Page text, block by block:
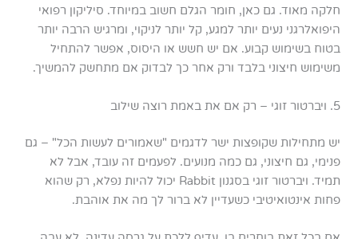
חלקה מאוד. גם כאן, חומר הגלם חשוב במיוחד. סיליקון רפואי
היפואלרגני נעים יותר למגע, קל יותר לניקוי, ומרגיש הרבה יותר
בטוח בשימוש קבוע. אם יש חשש או היסוס, אפשר להתחיל
משימוש חיצוני בלבד ורק אחר כך לבדוק אם מתחשק להמשיך.
5. ויברטור זוגי – רק אם את באמת רוצה שילוב
יש מתחילות שקופצות ישר לדגמים "שאמורים לעשות הכל" – גם
פנימי, גם חיצוני, גם כמה מנועים. לפעמים זה עובד, אבל לא
תמיד. ויברטור זוגי בסגנון Rabbit יכול להיות נפלא, רק שהוא
פחות אינטואיטיבי כשעדיין לא ברור לך מה את אוהבת.